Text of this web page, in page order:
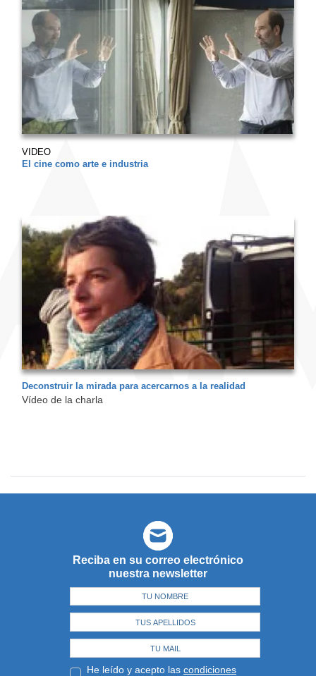
VIDEO
El cine como arte e industria
Deconstruir la mirada para acercarnos a la realidad
Vídeo de la charla
Reciba en su correo electrónico
nuestra newsletter
He leído y acepto las condiciones